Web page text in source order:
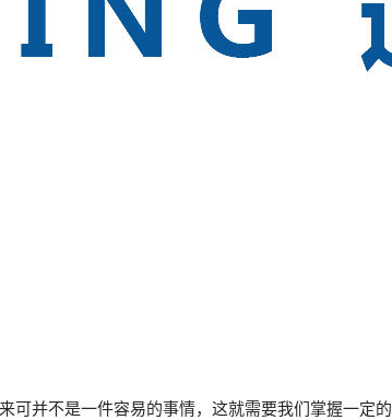
并不是一件容易的事情，这就需要我们掌握一定